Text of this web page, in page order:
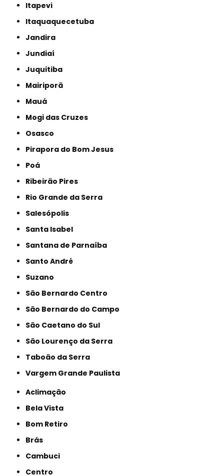
Itapevi
Itaquaquecetuba
Jandira
Jundiaí
Juquitiba
Mairiporã
Mauá
Mogi das Cruzes
Osasco
Pirapora do Bom Jesus
Poá
Ribeirão Pires
Rio Grande da Serra
Salesópolis
Santa Isabel
Santana de Parnaíba
Santo André
Suzano
São Bernardo Centro
São Bernardo do Campo
São Caetano do Sul
São Lourenço da Serra
Taboão da Serra
Vargem Grande Paulista
Aclimação
Bela Vista
Bom Retiro
Brás
Cambuci
Centro